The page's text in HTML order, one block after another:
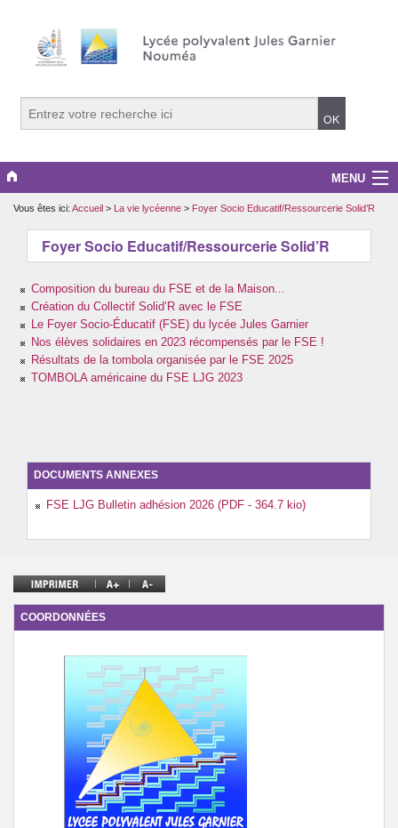
MENU
Le lycée
La vie lycéenne
Les formations
Orientation
Sur les toits
Vous êtes ici: Accueil > La vie lycéenne > Foyer Socio Educatif/Ressourcerie Solid’R
Foyer Socio Educatif/Ressourcerie Solid’R
Composition du bureau du FSE et de la Maison...
Création du Collectif Solid’R avec le FSE
Le Foyer Socio-Éducatif (FSE) du lycée Jules Garnier
Nos élèves solidaires en 2023 récompensés par le FSE !
Résultats de la tombola organisée par le FSE 2025
TOMBOLA américaine du FSE LJG 2023
DOCUMENTS ANNEXES
FSE LJG Bulletin adhésion 2026 (PDF - 364.7 kio)
COORDONNÉES